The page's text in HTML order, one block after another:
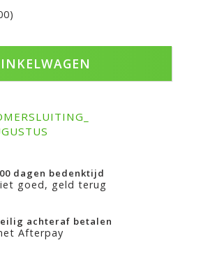
dagen bedenktijd
goed, geld terug
achteraf betalen
Afterpay